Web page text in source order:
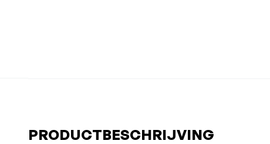
PRODUCTBESCHRIJVING